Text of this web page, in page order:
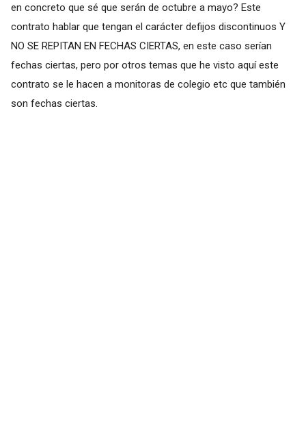
en concreto que sé que serán de octubre a mayo? Este
contrato hablar que tengan el carácter defijos discontinuos Y
NO SE REPITAN EN FECHAS CIERTAS, en este caso serían
fechas ciertas, pero por otros temas que he visto aquí este
contrato se le hacen a monitoras de colegio etc que también
son fechas ciertas.